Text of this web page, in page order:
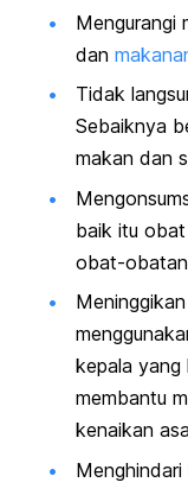
Mengurangi
dan
Tidak
Sebaiknya
makan dan
baik itu
obat-
kepala yang
membantu
kenaikan